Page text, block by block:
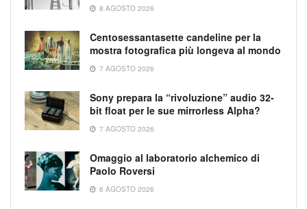
8 AGOSTO 2026
Centosessantasette candeline per la
mostra fotografica più longeva al mondo
7 AGOSTO 2026
Sony prepara la “rivoluzione” audio 32-
bit float per le sue mirrorless Alpha?
7 AGOSTO 2026
Omaggio al laboratorio alchemico di
Paolo Roversi
6 AGOSTO 2026